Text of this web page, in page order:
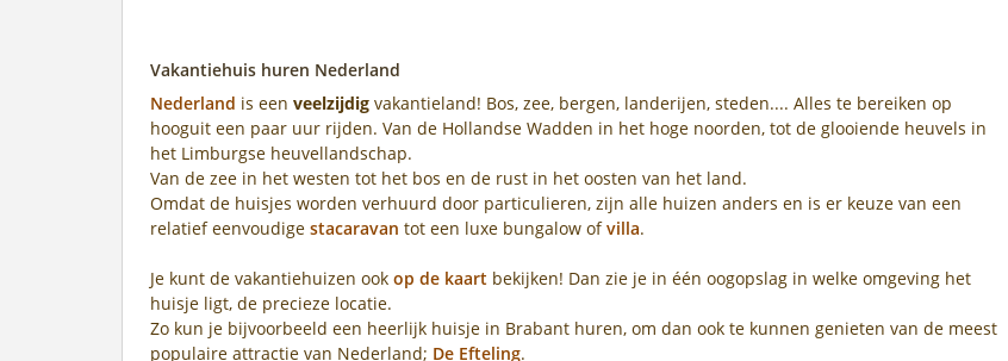
Vakantiehuis huren Nederland
Nederland is een veelzijdig vakantieland! Bos, zee, bergen, landerijen, steden.... Alles te bereiken op
hooguit een paar uur rijden. Van de Hollandse Wadden in het hoge noorden, tot de glooiende heuvels in
het Limburgse heuvellandschap.
Van de zee in het westen tot het bos en de rust in het oosten van het land.
Omdat de huisjes worden verhuurd door particulieren, zijn alle huizen anders en is er keuze van een
relatief eenvoudige stacaravan tot een luxe bungalow ofvilla.
Je kunt de vakantiehuizen ook op de kaart bekijken! Dan zie je in één oogopslag in welke omgeving het
huisje ligt, de precieze locatie.
Zo kun je bijvoorbeeld een heerlijk huisje in Brabant huren, om dan ook te kunnen genieten van de meest
populaire attractie van Nederland; De Efteling.